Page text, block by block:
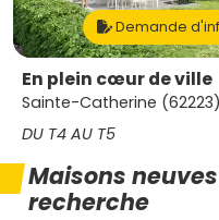
Demande
En plein cœur de ville
Sainte-Catherine (62223)
DU T4 AU T5
Maisons
recherche